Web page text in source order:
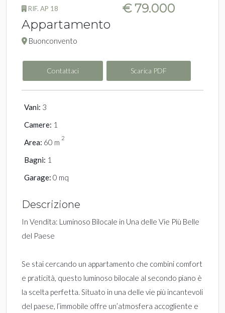
RIF. AP 18
Appartamento
Buonconvento
€ 79.000
Contattaci Scarica PDF
Vani: 3
Camere: 1
Area: 60 m 2
Bagni: 1
Garage: 0 mq
Descrizione
In Vendita: Luminoso Bilocale in Una delle Vie Più Belle
del Paese
Se stai cercando un appartamento che combini comfort
e praticità, questo luminoso bilocale al secondo piano è
la scelta perfetta. Situato in una delle vie più incantevoli
del paese, l’immobile offre un’atmosfera accogliente e